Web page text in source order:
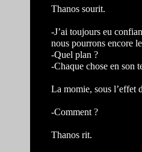
Thanos sourit.
-J’ai toujours eu
nous pourrons encore
-Quel plan ?
-Chaque chose en son
La momie, sous l’effet
-Comment ?
Thanos rit.